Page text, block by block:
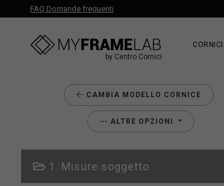
FAQ Domande frequenti
by Centro Cornici
CORNICI
CAMBIA MODELLO CORNICE
ALTRE OPZIONI
1. Misure soggetto